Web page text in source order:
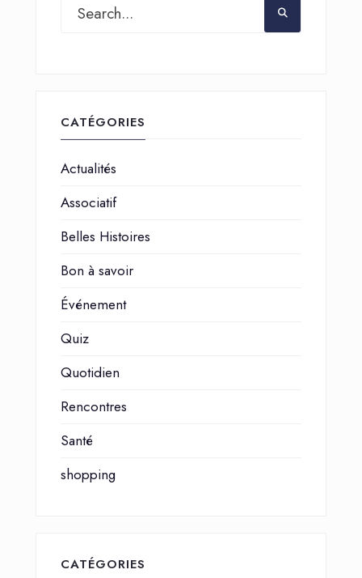
CATÉGORIES
Actualités
Associatif
Belles Histoires
Bon à savoir
Événement
Quiz
Quotidien
Rencontres
Santé
shopping
CATÉGORIES